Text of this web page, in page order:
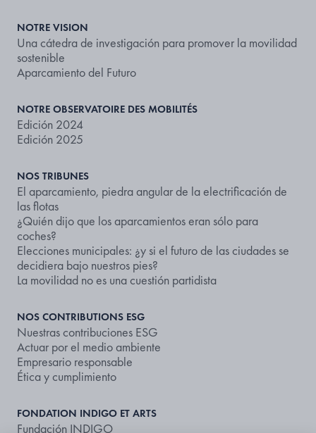
NOTRE VISION
Una cátedra de investigación para promover la movilidad
sostenible
Aparcamiento del Futuro
NOTRE OBSERVATOIRE DES MOBILITÉS
Edición 2024
Edición 2025
NOS TRIBUNES
El aparcamiento, piedra angular de la electrificación de
las flotas
¿Quién dijo que los aparcamientos eran sólo para
coches?
Elecciones municipales: ¿y si el futuro de las ciudades se
decidiera bajo nuestros pies?
La movilidad no es una cuestión partidista
NOS CONTRIBUTIONS ESG
Nuestras contribuciones ESG
Actuar por el medio ambiente
Empresario responsable
Ética y cumplimiento
FONDATION INDIGO ET ARTS
Fundación INDIGO